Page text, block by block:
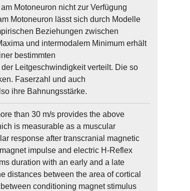
Motoneuron nicht zur Verfügung
Motoneuron lässt sich durch Modelle
Beziehungen zwischen
und intermodalem Minimum erhält
bestimmten
Leitgeschwindigkeit verteilt. Die so
Faserzahl und auch
ihre Bahnungsstärke.
than 30 m/s provides the above
is measurable as a muscular
response after transcranial magnetic
impulse and electric H-Reflex
duration with an early and a late
distances between the area of cortical
conditioning magnet stimulus